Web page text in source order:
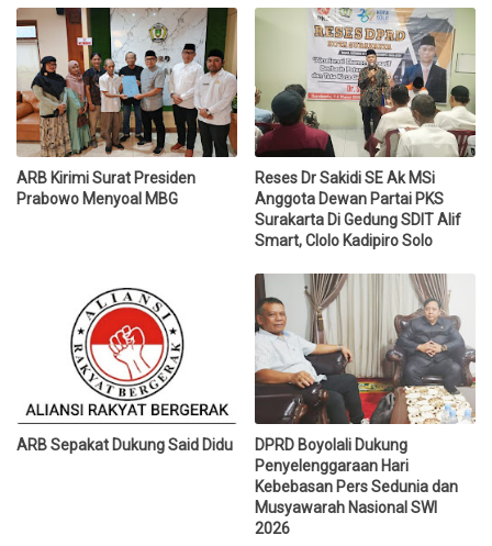
ARB Kirimi Surat Presiden
Prabowo Menyoal MBG
Reses Dr Sakidi SE Ak MSi
Anggota Dewan Partai PKS
Surakarta Di Gedung SDIT Alif
Smart, Clolo Kadipiro Solo
ARB Sepakat Dukung Said Didu
DPRD Boyolali Dukung
Penyelenggaraan Hari
Kebebasan Pers Sedunia dan
Musyawarah Nasional SWI
2026